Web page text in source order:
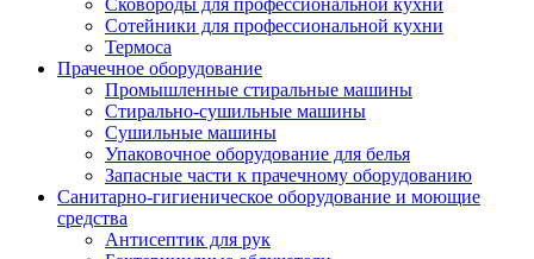
Сковороды для профессиональной кухни
Сотейники для профессиональной кухни
Термоса
Прачечное оборудование
Промышленные стиральные машины
Стирально-сушильные машины
Сушильные машины
Упаковочное оборудование для белья
Запасные части к прачечному оборудованию
Санитарно-гигиеническое оборудование и моющие
средства
Антисептик для рук